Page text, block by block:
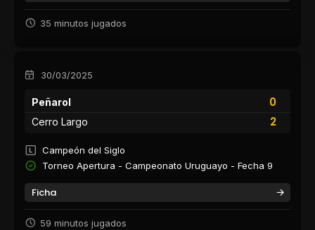
35 minutos jugados
30/03/2025
Peñarol
0
2
Cerro Largo
Campeón del Siglo
Torneo Apertura - Campeonato Uruguayo - Fecha 9
Ficha
59 minutos jugados